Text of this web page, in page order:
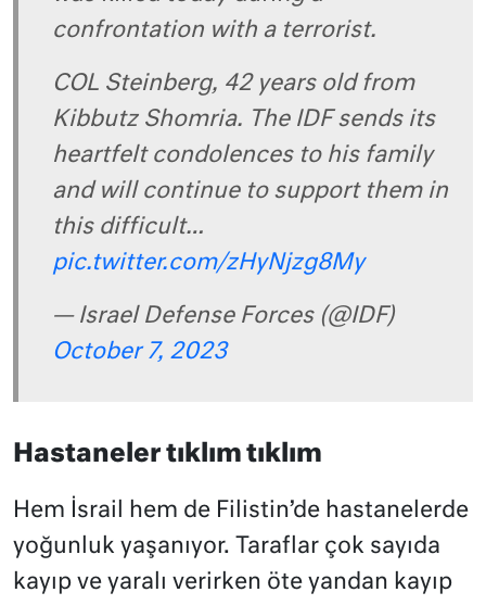
confrontation with a terrorist.
COL Steinberg, 42 years old from
Kibbutz Shomria. The IDF sends its
heartfelt condolences to his family
and will continue to support them in
this difficult…
pic.twitter.com/zHyNjzg8My
— Israel Defense Forces (@IDF)
October 7, 2023
Hastaneler tıklım tıklım
Hem İsrail hem de Filistin’de hastanelerde
yoğunluk yaşanıyor. Taraflar çok sayıda
kayıp ve yaralı verirken öte yandan kayıp